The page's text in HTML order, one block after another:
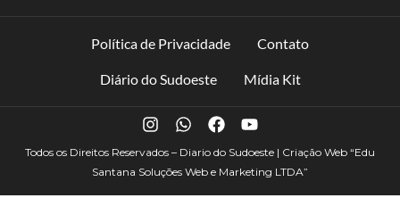
Política de Privacidade Contato
Diário do Sudoeste Mídia Kit
Todos os Direitos Reservados – Diario do Sudoeste | Criação Web “Edu
Santana Soluções Web e Marketing LTDA”